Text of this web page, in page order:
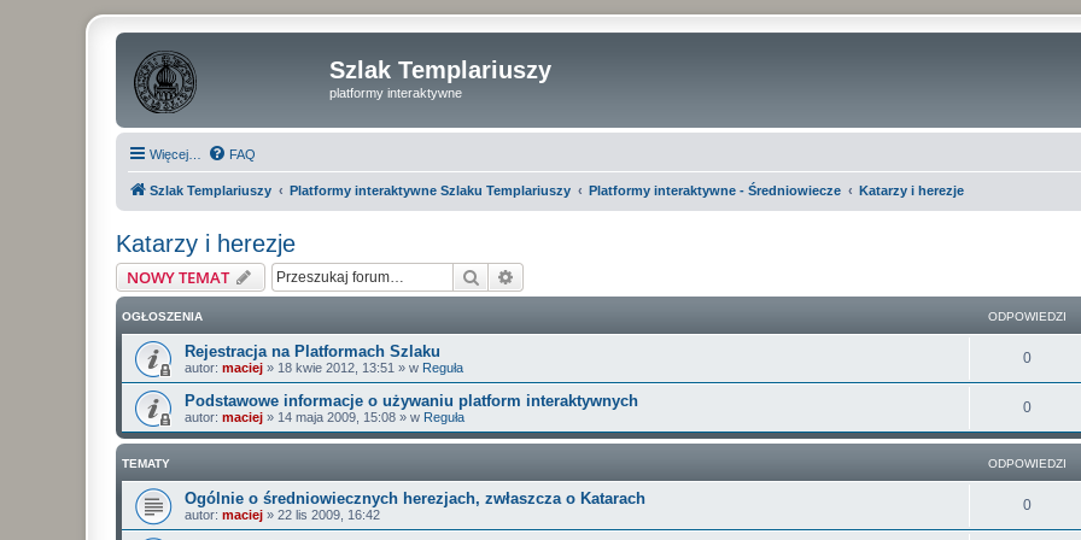
Szlak Templariuszy
platformy interaktywne
Więcej… FAQ
Szlak Templariuszy Platformy interaktywne Szlaku Templariuszy Platformy interaktywne - Średniowiecze Katarzy i herezje
Katarzy i herezje
NOWY TEMAT Szukaj
OGŁOSZENIA ODPOWIEDZI
Rejestracja na Platformach Szlaku
autor: maciej » 18 kwie 2012, 13:51 » w Reguła
0O
d
w
i
Podstawowe informacje o używaniu platform interaktywnych
autor: maciej » 14 maja 2009, 15:08 » w Reguła
0O
d
p
o
w
TEMATY ODPOWIEDZI
Ogólnie o średniowiecznych herezjach, zwłaszcza o Katarach
autor: maciej » 22 lis 2009, 16:42
0O
d